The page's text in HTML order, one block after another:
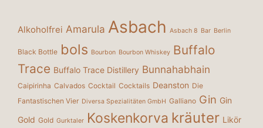
Alkoholfrei Amarula Asbach Asbach 8 Bar Berlin
Black Bottle bols Bourbon Bourbon Whiskey Buffalo
Trace Buffalo Trace Distillery Bunnahabhain
Caipirinha Calvados Cocktail Cocktails Deanston Die
Fantastischen Vier Diversa Spezialitäten GmbH Galliano Gin Gin
Gold Gold Gurktaler Koskenkorva kräuter Likör